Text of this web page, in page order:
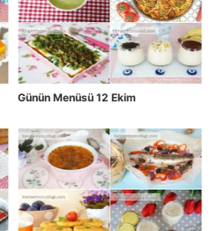
Günün Menüsü 12 Ekim